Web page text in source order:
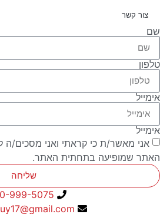
צור קשר
שם
טלפון
אימייל
אימייל
אני מאשר/ת כי קראתי ואני מסכים/ה
האתר שמופיעה בתחתית האתר.
שליחה
999-5075